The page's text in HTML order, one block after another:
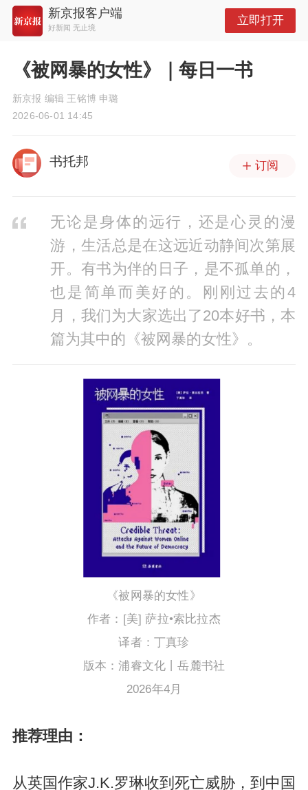
新京报客户端
好新闻 无止境
立即打开
《被网暴的女性》｜每日一书
新京报 编辑 王铭博 申璐
2026-06-01 14:45
书托邦 订阅
无论是身体的远行，还是心灵的漫
游，生活总是在这远近动静间次第展
开。有书为伴的日子，是不孤单的，
也是简单而美好的。刚刚过去的4
月，我们为大家选出了20本好书，本
篇为其中的《被网暴的女性》。
《被网暴的女性》
作者：[美] 萨拉•索比拉杰
译者：丁真珍
版本：浦睿文化丨岳麓书社
2026年4月
推荐理由：
从英国作家J.K.罗琳收到死亡威胁，到中国